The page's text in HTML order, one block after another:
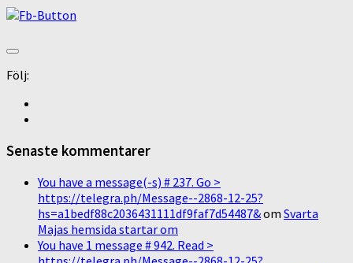
Följ:
Senaste kommentarer
You have a message(-s) # 237. Go >
https://telegra.ph/Message--2868-12-25?
hs=a1bedf88c2036431111df9faf7d54487&om Svarta
Majas hemsida startar om
You have 1 message # 942. Read >